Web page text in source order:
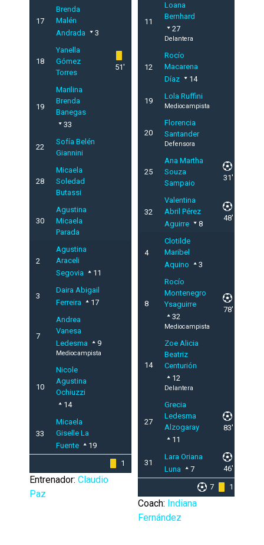
17
Brenda
Malén
Andrada
3
18
Yanella
Gómez
Torres
51'
19
Marilina
Brenda
Banegas
33
22
Sofía Belén
Giannini
28
Micaela
Soledad
Butassi
30
Agustina
Micaela
Parada
2
Agustina
Araceli
Segovia
11
3
Daira Abigail
Ferreira
17
7
Andrea
Vanesa
Ledesma
9
Mediocampista
10
Nicole
Agustina
Ochiuzzi
14
33
Micaela
Giselle La
Fuente
19
1
Entrenador: Claudio
Paz
11
Loana
Bernhard
27
Delantera
12
Rocío
Macarena
Díaz
14
19
Lola Ruffini
Mediocampista
20
Florencia
Santander
Defensora
25
Ana Martha
Souza
Sampaio
31'
32
Valentina
Abril Pérez
Aguirre
8
48'
4
Clotilde
Maribel
Aquino
3
8
Rocío
Montenegro
Ysaguirre
32
Mediocampista
78'
14
Zoe Alicia
Beatriz
Centurión
12
Delantera
27
Grecia
Ledesma
Alzogaray
11
83'
31
Lara Oriana
Luna
7 46'
7 1
Coach: Indiana
Fernández